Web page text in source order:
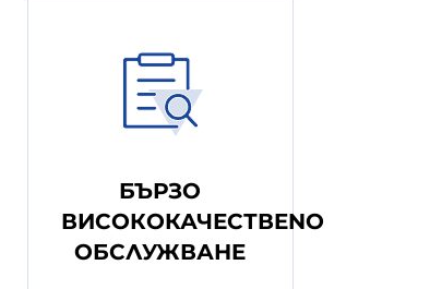
БЪРЗО
ВИСОКОКАЧЕСТВENO
ОБСЛУЖВАНE